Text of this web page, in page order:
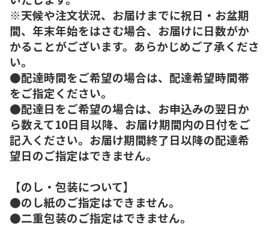
※天候や注文状況、お届けまでに祝日・お盆期
間、年末年始をはさむ場合、お届けに日数がか
かることがございます。あらかじめご了承くださ
い。
●配達時間をご希望の場合は、配達希望時間帯
をご指定ください。
●配達日をご希望の場合は、お申込みの翌日か
ら数えて10日目以降、お届け期間内の日付をご
記入ください。お届け期間終了日以降の配達希
望日のご指定はできません。
【のし・包装について】
●のし紙のご指定はできません。
●二重包装のご指定はできません。